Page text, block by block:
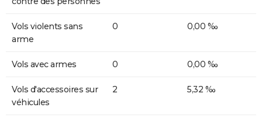
Vols violents sans
arme
0 0,00 ‰
Vols avec armes 0 0,00 ‰
Vols d'accessoires sur
véhicules
2 5,32 ‰